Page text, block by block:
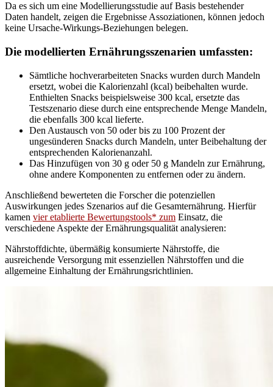
Da es sich um eine Modellierungsstudie auf Basis bestehender
Daten handelt, zeigen die Ergebnisse Assoziationen, können jedoch
keine Ursache-Wirkungs-Beziehungen belegen.
Die modellierten Ernährungsszenarien umfassten:
Sämtliche hochverarbeiteten Snacks wurden durch Mandeln
ersetzt, wobei die Kalorienzahl (kcal) beibehalten wurde.
Enthielten Snacks beispielsweise 300 kcal, ersetzte das
Testszenario diese durch eine entsprechende Menge Mandeln,
die ebenfalls 300 kcal lieferte.
Den Austausch von 50 oder bis zu 100 Prozent der
ungesünderen Snacks durch Mandeln, unter Beibehaltung der
entsprechenden Kalorienanzahl.
Das Hinzufügen von 30 g oder 50 g Mandeln zur Ernährung,
ohne andere Komponenten zu entfernen oder zu ändern.
Anschließend bewerteten die Forscher die potenziellen
Auswirkungen jedes Szenarios auf die Gesamternährung. Hierfür
kamen vier etablierte Bewertungstools* zum Einsatz, die
verschiedene Aspekte der Ernährungsqualität analysieren:
Nährstoffdichte, übermäßig konsumierte Nährstoffe, die
ausreichende Versorgung mit essenziellen Nährstoffen und die
allgemeine Einhaltung der Ernährungsrichtlinien.